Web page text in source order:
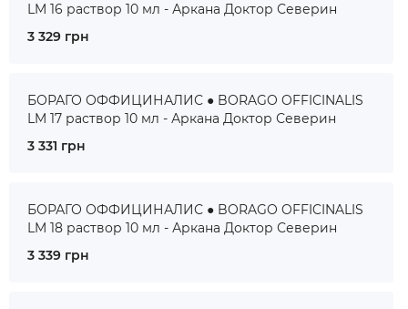
LM 16 раствор 10 мл - Аркана Доктор Северин
3 329 грн
БОРАГО ОФФИЦИНАЛИС ● BORAGO OFFICINALIS
LM 17 раствор 10 мл - Аркана Доктор Северин
3 331 грн
БОРАГО ОФФИЦИНАЛИС ● BORAGO OFFICINALIS
LM 18 раствор 10 мл - Аркана Доктор Северин
3 339 грн